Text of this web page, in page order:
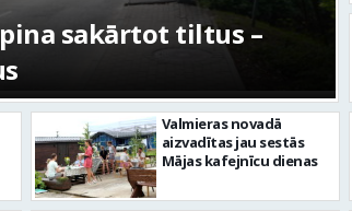
sakārtot tiltus –
Valmieras novadā
aizvadītas jau sestās
Mājas kafejnīcu dienas